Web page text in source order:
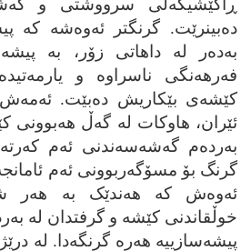
ڕاکێشیگه‌لی سرووشتی و
ده‌بینرێت. گرنگتر ئه‌وه‌شه‌ که‌
به‌ده‌ر له‌ داهاتی زۆر، به‌
فه‌رهه‌نگی ناسراوه‌ و
کێشه‌ی بێکاریش ده‌بێت. ئه‌مه‌ش
ئێران، هاوکات له‌ گه‌ڵ هه‌بوونی
به‌رده‌م گه‌شه‌سه‌ندنی ئه‌م
گرنگ بۆ مسۆگه‌ربوونی ئه‌م
ئه‌وه‌ش که‌ هه‌ندێک به‌ هه‌ر
خوڵقاندنی کێشه‌ و گرفتدان له‌
پیشه‌سازییه‌ هه‌ره‌ گرنگه‌دا. له‌